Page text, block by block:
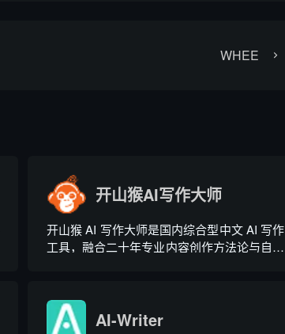
WHEE
开山猴AI写作大师
开山猴 AI 写作大师是国内综合型中文 AI 写作
工具，融合二十年专业内容创作方法论与自研
20 余个行业领域、279 种写作体裁，配备 20
余种专业角色...AI-Writer